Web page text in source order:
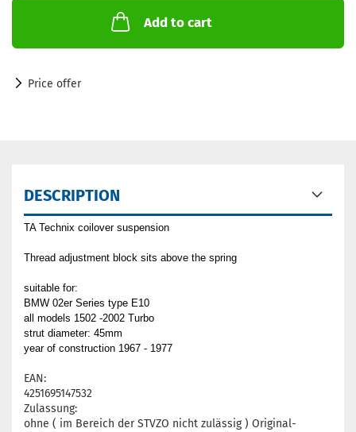
Add to cart
Price offer
DESCRIPTION
TA Technix coilover suspension
Thread adjustment block sits above the spring
suitable for:
BMW 02er Series type E10
all models 1502 -2002 Turbo
strut diameter: 45mm
year of construction 1967 - 1977
EAN:
4251695147532
Zulassung:
ohne ( im Bereich der STVZO nicht zulässig ) Original-